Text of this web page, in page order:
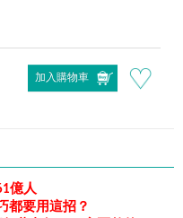
加入購物車
億人
都要用這招？